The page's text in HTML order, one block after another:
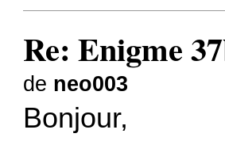
Re: Enigme
de neo003
Bonjour,